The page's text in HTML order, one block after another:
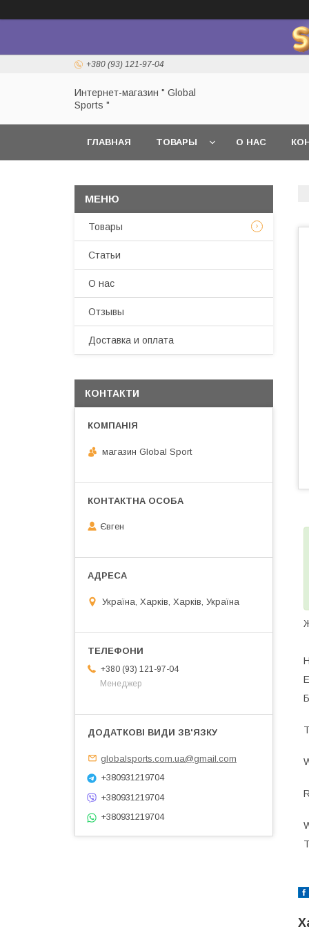
+380 (93) 121-97-04
Интернет-магазин " Global
Sports "
ГЛАВНАЯ ТОВАРЫ О НАС
Товары
Статьи
О нас
Отзывы
Доставка и оплата
КОНТАКТИ
магазин Global Sport
Євген
Україна, Харків, Харків, Україна
+380 (93) 121-97-04
Менеджер
globalsports.com.ua@gmail.com
+380931219704
+380931219704
+380931219704